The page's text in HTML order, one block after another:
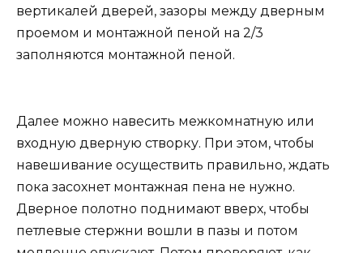
вертикалей дверей, зазоры между дверным
проемом и монтажной пеной на 2/3
заполняются монтажной пеной.
Далее можно навесить межкомнатную или
входную дверную створку. При этом, чтобы
навешивание осуществить правильно, ждать
пока засохнет монтажная пена не нужно.
Дверное полотно поднимают вверх, чтобы
петлевые стержни вошли в пазы и потом